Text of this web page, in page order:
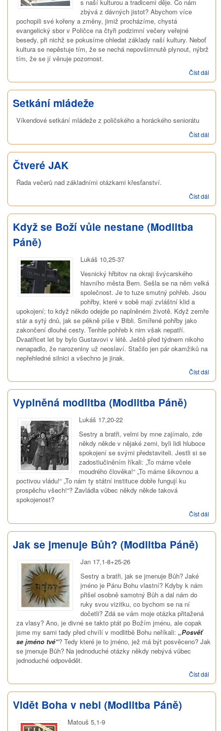
s naší kulturou a tradicemi děje. Co nám
zbývá z dávných jistot? Abychom více
pochopili své kořeny a změny, jimiž procházíme, chystá
evangelický sbor v Poličce na čtyři podzimní večery veřejné
besedy, při nichž se pokusíme ohledat základy naší kultury. Neboť
kultura se nepěstuje tím, že se nechá nepovšimnutě plynout, nýbrž
tím, že se jí věnuje pozornost.
Číst dál
v
Setkání mládeže
Víkendové setkání mládeže z poličského a horáckého seniorátu
Číst dál
Čtveré JAK
Řada večerů nad základními otázkami křesťanství.
Číst dál
JAK
Když se Boží vůle nestane (Modlitba
Páně)
Lukáš 10,25-37
Vesnický hřbitov na okraji švýcarského
hlavního města Bern. Sešla se na něm velká
společnost. Je to tuze smutný pohřeb. Jsou
pohřby, které v sobě mají zvláštní klid a
upokojení; to když někdo odejde po naplněném životě. Když zemře
stár a sytý dnů, jak se pěkně píše v Bibli. Smířené pohřby jako
zakončení dlouhé cesty. Tenhle pohřeb k nim však nepatří.
Dvaatřicet let by bylo Gustavovi v létě. Ještě před týdnem nikoho
nenapadlo, že narozeniny už neoslaví. Stačilo jen pár okamžiků na
nepřehledné silnici a všechno je jinak.
Číst dál
Vyplněná modlitba (Modlitba Páně)
Lukáš 17,20-22
Sestry a bratři, velmi by mne zajímalo, zde
někdy někde v nějaké zemi, byli lidi hluboce
spokojení se svými představiteli. Jestli si se
zadostiučiněním říkali: „To máme včele
moudrého člověka!“ „To máme šikovnou a
poctivou vládu!“ „To nám ty státní instituce dobře fungují ku
prospěchu všech!“? Zavládla vůbec někdy někde taková
spokojenost?
Číst dál
Jak se jmenuje Bůh? (Modlitba Páně)
Jan 17,1-8+25-26
Sestry a bratři, jak se jmenuje Bůh? Jaké
jméno je Pánu Bohu vlastní? Kdyby k nám
přišel osobně samotný Bůh a dal nám do
ruky svou vizitku, co bychom se na ní
dočetli? Zdá se vám moje otázka přitažená
za vlasy? Ano, je divné se takto ptát po Božím jménu, ale copak
jsme my sami tady před chvílí v modlitbě Bohu neříkali: „Posvěť
se jméno tvé“? Tedy které je to jméno, jež má být posvěceno? Jak
se jmenuje Bůh? Na jednoduché otázky někdy nebývá vůbec
jednoduché odpovědět.
Číst dál
Vidět Boha v nebi (Modlitba Páně)
Matouš 5,1-9